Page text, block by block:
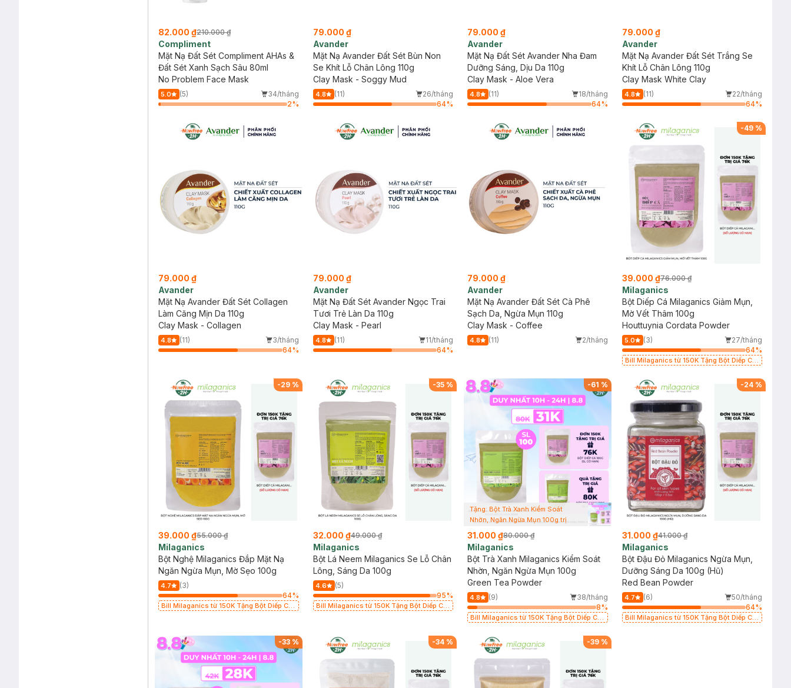
82.000 ₫210.000 ₫
Compliment
Mặt Nạ Đất Sét Compliment AHAs &
Đất Sét Xanh Sạch Sâu 80ml
No Problem Face Mask
5.0 (5)
34/tháng
2%
79.000 ₫
Avander
Mặt Nạ Avander Đất Sét Bùn Non
Se Khít Lỗ Chân Lông 110g
Clay Mask - Soggy Mud
4.8 (11)
26/tháng
64%
79.000 ₫
Avander
Mặt Nạ Đất Sét Avander Nha Đam
Dưỡng Sáng, Dịu Da 110g
Clay Mask - Aloe Vera
4.8 (11)
18/tháng
64%
79.000 ₫
Avander
Mặt Nạ Avander Đất Sét Trắng Se
Khít Lỗ Chân Lông 110g
Clay Mask White Clay
4.8 (11)
22/tháng
64%
79.000 ₫
Avander
Mặt Nạ Avander Đất Sét Collagen
Làm Căng Mịn Da 110g
Clay Mask - Collagen
4.8 (11)
3/tháng
64%
79.000 ₫
Avander
Mặt Nạ Đất Sét Avander Ngọc Trai
Tươi Trẻ Làn Da 110g
Clay Mask - Pearl
4.8 (11)
11/tháng
64%
79.000 ₫
Avander
Mặt Nạ Avander Đất Sét Cà Phê
Sạch Da, Ngừa Mụn 110g
Clay Mask - Coffee
4.8 (11) 2/tháng
-49 %
39.000 ₫76.000 ₫
Milaganics
Bột Diếp Cá Milaganics Giảm Mụn,
Mờ Vết Thâm 100g
Houttuynia Cordata Powder
5.0 (3)
27/tháng
64%
Bill Milaganics từ 150K Tặng Bột Diếp Cá
(SL Có Hạn)
-29%
39.000 ₫55.000 ₫
Milaganics
Bột Nghệ Milaganics Đắp Mặt Nạ
Ngăn Ngừa Mụn, Mờ Sẹo 100g
4.7
(3)
64%
Bill Milaganics từ 150K Tặng Bột Diếp Cá
-35 %
32.000 ₫49.000 ₫
Milaganics
Bột Lá Neem Milaganics Se Lỗ Chân
Lông, Sáng Da 100g
4.6
(5)
95%
Bill Milaganics từ 150K Tặng Bột Diếp Cá
-61 %
Tặng: Bột Trà Xanh Kiểm Soát
Nhờn, Ngăn Ngừa Mụn 100g trị
31.000 ₫80.000 ₫
Milaganics
Bột Trà Xanh Milaganics Kiểm Soát
Nhờn, Ngăn Ngừa Mụn 100g
Green Tea Powder
4.8 (9)
38/tháng
8%
Bill Milaganics từ 150K Tặng Bột Diếp Cá
(SL Có Hạn)
-24 %
31.000 ₫41.000 ₫
Milaganics
Bột Đậu Đỏ Milaganics Ngừa Mụn,
Dưỡng Sáng Da 100g (Hũ)
Red Bean Powder
4.7 (6)
50/tháng
64%
Bill Milaganics từ 150K Tặng Bột Diếp Cá
-33% -34 % -39%